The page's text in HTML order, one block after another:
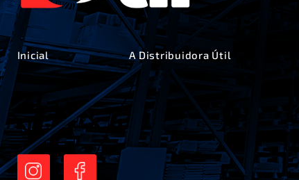
Inicial A Distribuidora Útil